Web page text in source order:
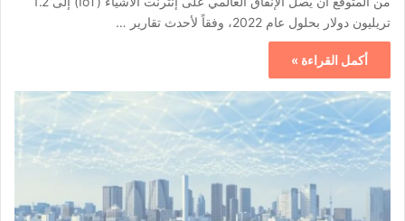
تريليون دولار بحلول عام 2022، وفقاً لأحدث تقارير …
أكمل القراءة »